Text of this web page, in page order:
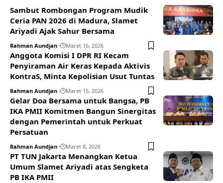
Sambut Rombongan Program Mudik
Ceria PAN 2026 di Madura, Slamet
Ariyadi Ajak Sahur Bersama
Rahman Aundjan Maret 16, 2026
Anggota Komisi I DPR RI Kecam
Penyiraman Air Keras Kepada Aktivis
KontraS, Minta Kepolisian Usut Tuntas
Rahman Aundjan Maret 15, 2026
Gelar Doa Bersama untuk Bangsa, PB
IKA PMII Komitmen Bangun Sinergitas
dengan Pemerintah untuk Perkuat
Persatuan
Rahman Aundjan Maret 8, 2026
PT TUN Jakarta Menangkan Ketua
Umum Slamet Ariyadi atas Sengketa
PB IKA PMII